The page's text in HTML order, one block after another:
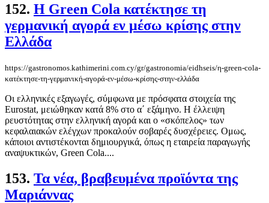
152. Η Green Cola κατέκτησε τη
γερμανική αγορά εν μέσω κρίσης στην
Ελλάδα
https://gastronomos.kathimerini.com.cy/gr/gastronomia/eidhseis/η-green-cola-
κατέκτησε-τη-γερμανική-αγορά-εν-μέσω-κρίσης-στην-ελλάδα
Οι ελληνικές εξαγωγές, σύμφωνα με πρόσφατα στοιχεία της
Eurostat, μειώθηκαν κατά 8% στο α΄ εξάμηνο. Η έλλειψη
ρευστότητας στην ελληνική αγορά και ο «σκόπελος» των
κεφαλαιακών ελέγχων προκαλούν σοβαρές δυσχέρειες. Ομως,
κάποιοι αντιστέκονται δημιουργικά, όπως η εταιρεία παραγωγής
αναψυκτικών, Green Cola....
153. Τα νέα, βραβευμένα προϊόντα της
Μαριάννας